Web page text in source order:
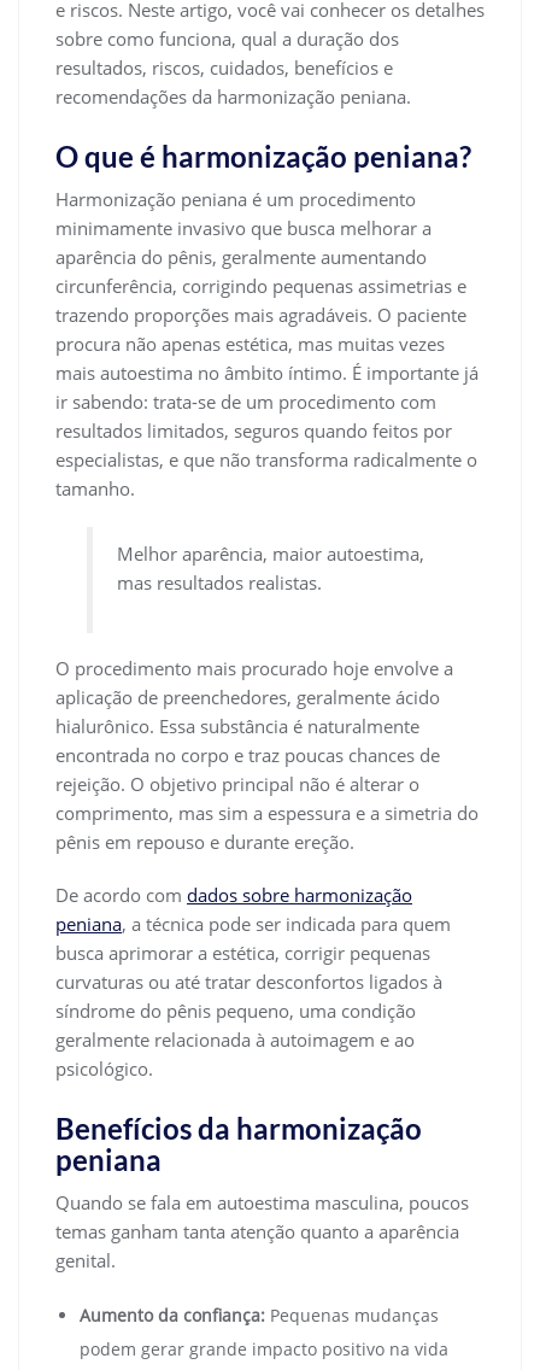
e riscos. Neste artigo, você vai conhecer os detalhes
sobre como funciona, qual a duração dos
resultados, riscos, cuidados, benefícios e
recomendações da harmonização peniana.
O que é harmonização peniana?
Harmonização peniana é um procedimento
minimamente invasivo que busca melhorar a
aparência do pênis, geralmente aumentando
circunferência, corrigindo pequenas assimetrias e
trazendo proporções mais agradáveis. O paciente
procura não apenas estética, mas muitas vezes
mais autoestima no âmbito íntimo. É importante já
ir sabendo: trata-se de um procedimento com
resultados limitados, seguros quando feitos por
especialistas, e que não transforma radicalmente o
tamanho.
Melhor aparência, maior autoestima,
mas resultados realistas.
O procedimento mais procurado hoje envolve a
aplicação de preenchedores, geralmente ácido
hialurônico. Essa substância é naturalmente
encontrada no corpo e traz poucas chances de
rejeição. O objetivo principal não é alterar o
comprimento, mas sim a espessura e a simetria do
pênis em repouso e durante ereção.
De acordo com dados sobre harmonização
peniana, a técnica pode ser indicada para quem
busca aprimorar a estética, corrigir pequenas
curvaturas ou até tratar desconfortos ligados à
síndrome do pênis pequeno, uma condição
geralmente relacionada à autoimagem e ao
psicológico.
Benefícios da harmonização
peniana
Quando se fala em autoestima masculina, poucos
temas ganham tanta atenção quanto a aparência
genital.
Aumento da confiança: Pequenas mudanças
podem gerar grande impacto positivo na vida